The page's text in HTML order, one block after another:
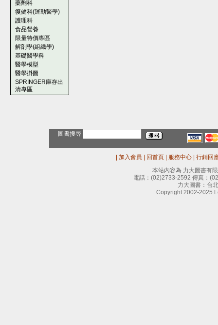
藥劑科
復健科(運動醫學)
護理科
食品營養
限量特價專區
解剖學(組織學)
基礎醫學科
醫學模型
醫學掛圖
SPRINGER庫存出
清專區
圖書搜尋
加入會員 回首頁 服務中心
行銷回
本站內容為 力大圖書有
電話： (02)2733-2592 傳真：
力大圖書：台
Copyright 2002-2025